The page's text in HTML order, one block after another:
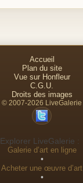
Accueil
Plan du site
Vue sur Honfleur
C.G.U.
Droits des images
© 2007-2026 LiveGalerie
Explorer LiveGalerie :
Galerie d’art en ligne
•
Acheter une œuvre d’art
•